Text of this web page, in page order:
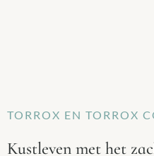
TORROX EN TORROX
Kustleven met het